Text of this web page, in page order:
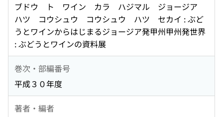
ブドウ ト ワイン カラ ハジマル ジョージア
ハツ コウシュウ コウシュウ ハツ セカイ : ぶど
うとワインからはじまるジョージア発甲州甲州発世界
: ぶどうとワインの資料展
巻次・部編番号
平成３０年度
著者・編者